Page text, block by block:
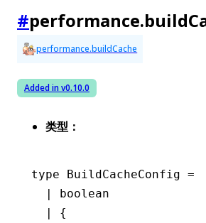
#
performance.buildCache
Added in v0.10.0
类型：
type BuildCacheConfig =
  |
boolean
  |
{